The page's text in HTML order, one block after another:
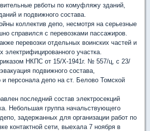
рвботы по комуфляжу зданий,
и подвижного состава.
коллектив депо, несмотря на серьезные
справился с перевозками пассажиров.
перевозки отдельных воинских частей и
электрифицированного участка.
НКПС от 15/Х-1941г. № 557/ц, с 23/
подвижного состава,
и персонала депо на ст. Белово Томской
последний состав электросекций
Небольшая группа начальствующего
задержанных для организации работ по
контактной сети, выехала 7 ноября в